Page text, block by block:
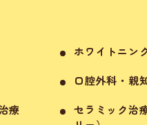
療
ホワイトニン
口腔外科・親
セラミック治